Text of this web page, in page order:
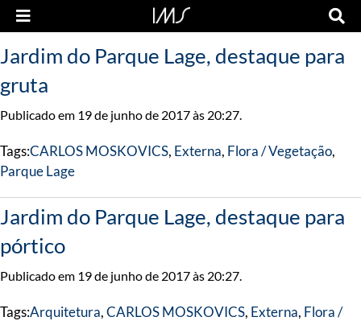
Jardim do Parque Lage, destaque para
gruta
Publicado em 19 de junho de 2017 às 20:27.
Tags:CARLOS MOSKOVICS, Externa, Flora / Vegetação,
Parque Lage
Jardim do Parque Lage, destaque para
pórtico
Publicado em 19 de junho de 2017 às 20:27.
Tags:Arquitetura,CARLOS MOSKOVICS, Externa, Flora /